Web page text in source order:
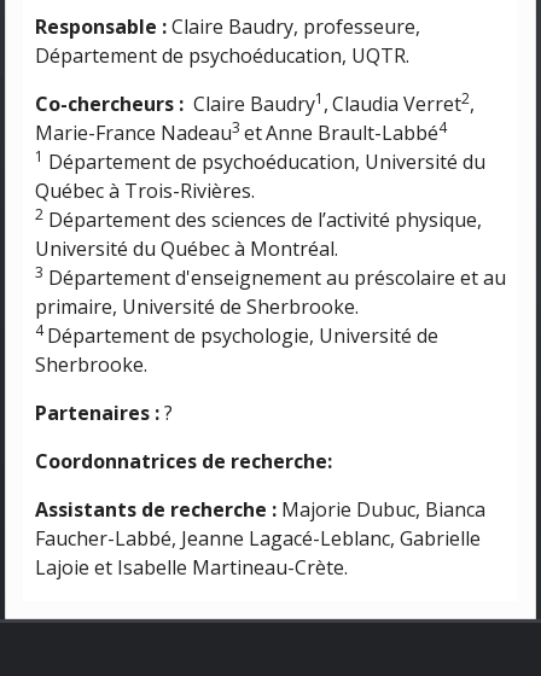
Responsable :Claire Baudry, professeure,
Département de psychoéducation, UQTR.
Co-chercheurs :Claire Baudry1 ,Claudia Verret2,
Marie-France Nadeau3 etAnne Brault-Labbé4
1 Département de psychoéducation, Université du
Québec à Trois-Rivières.
2Département des sciences de l’activité physique,
Université du Québec à Montréal.
3 Département d'enseignement au préscolaire et au
primaire, Université de Sherbrooke.
4Département de psychologie, Université de
Sherbrooke.
Partenaires :?
Coordonnatrices de recherche:
Assistants de recherche :Majorie Dubuc, Bianca
Faucher-Labbé, Jeanne Lagacé-Leblanc, Gabrielle
Lajoie et Isabelle Martineau-Crète.